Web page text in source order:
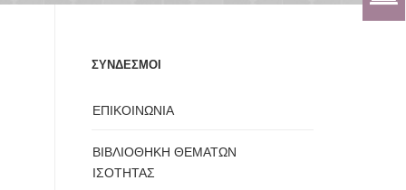
ΣΥΝΔΕΣΜΟΙ
ΕΠΙΚΟΙΝΩΝΙΑ
ΒΙΒΛΙΟΘΗΚΗ ΘΕΜΑΤΩΝ
ΙΣΟΤΗΤΑΣ